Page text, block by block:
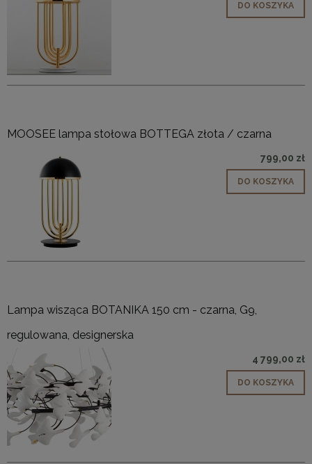
DO KOSZYKA
MOOSEE lampa stołowa BOTTEGA złota / czarna
799,00 zł
DO KOSZYKA
Lampa wisząca BOTANIKA 150 cm - czarna, G9,
regulowana, designerska
4 799,00 zł
DO KOSZYKA